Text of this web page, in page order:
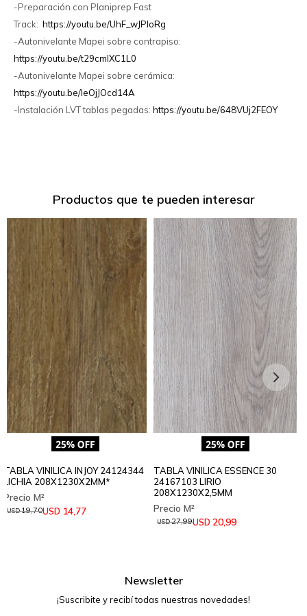
-Preparación con Planiprep Fast
Track: https://youtu.be/UhF_wJPIoRg
-Autonivelante Mapei sobre contrapiso:
https://youtu.be/t29cmlXC1L0
-Autonivelante Mapei sobre cerámica:
https://youtu.be/IeOjJOcd14A
-Instalación LVT tablas pegadas: https://youtu.be/648VUj2FEOY
Productos que te pueden interesar
TABLA VINILICA INJOY 24124344
LICHIA 208X1230X2MM*
USD 14,77
USD19,70
TABLA VINILICA ESSENCE 30
24167103 LIRIO
208X1230X2,5MM
USD 20,99
USD27,99
Newsletter
¡Suscribite y recibí todas nuestras novedades!